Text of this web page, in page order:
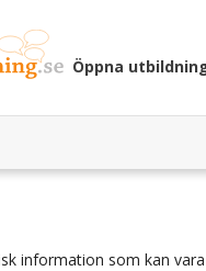
Öppna
information som kan